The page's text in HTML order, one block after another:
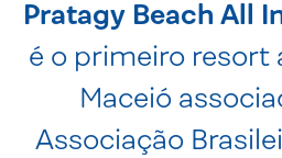
Pratagy Beach All
é o primeiro resort
Maceió
Associação